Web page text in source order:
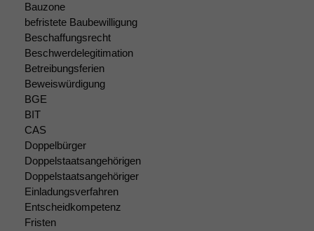
Bauzone
befristete Baubewilligung
Beschaffungsrecht
Beschwerdelegitimation
Betreibungsferien
Beweiswürdigung
BGE
BIT
CAS
Doppelbürger
Doppelstaatsangehörigen
Doppelstaatsangehöriger
Einladungsverfahren
Entscheidkompetenz
Fristen